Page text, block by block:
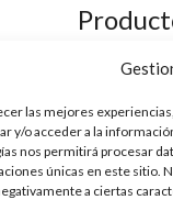
las mejores
y/o acceder a la
nos permitirá procesar
únicas en este sitio.
a ciertas